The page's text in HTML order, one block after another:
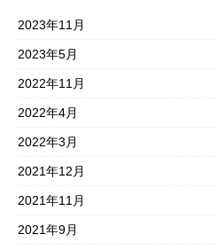
2023年11月
2023年5月
2022年11月
2022年4月
2022年3月
2021年12月
2021年11月
2021年9月